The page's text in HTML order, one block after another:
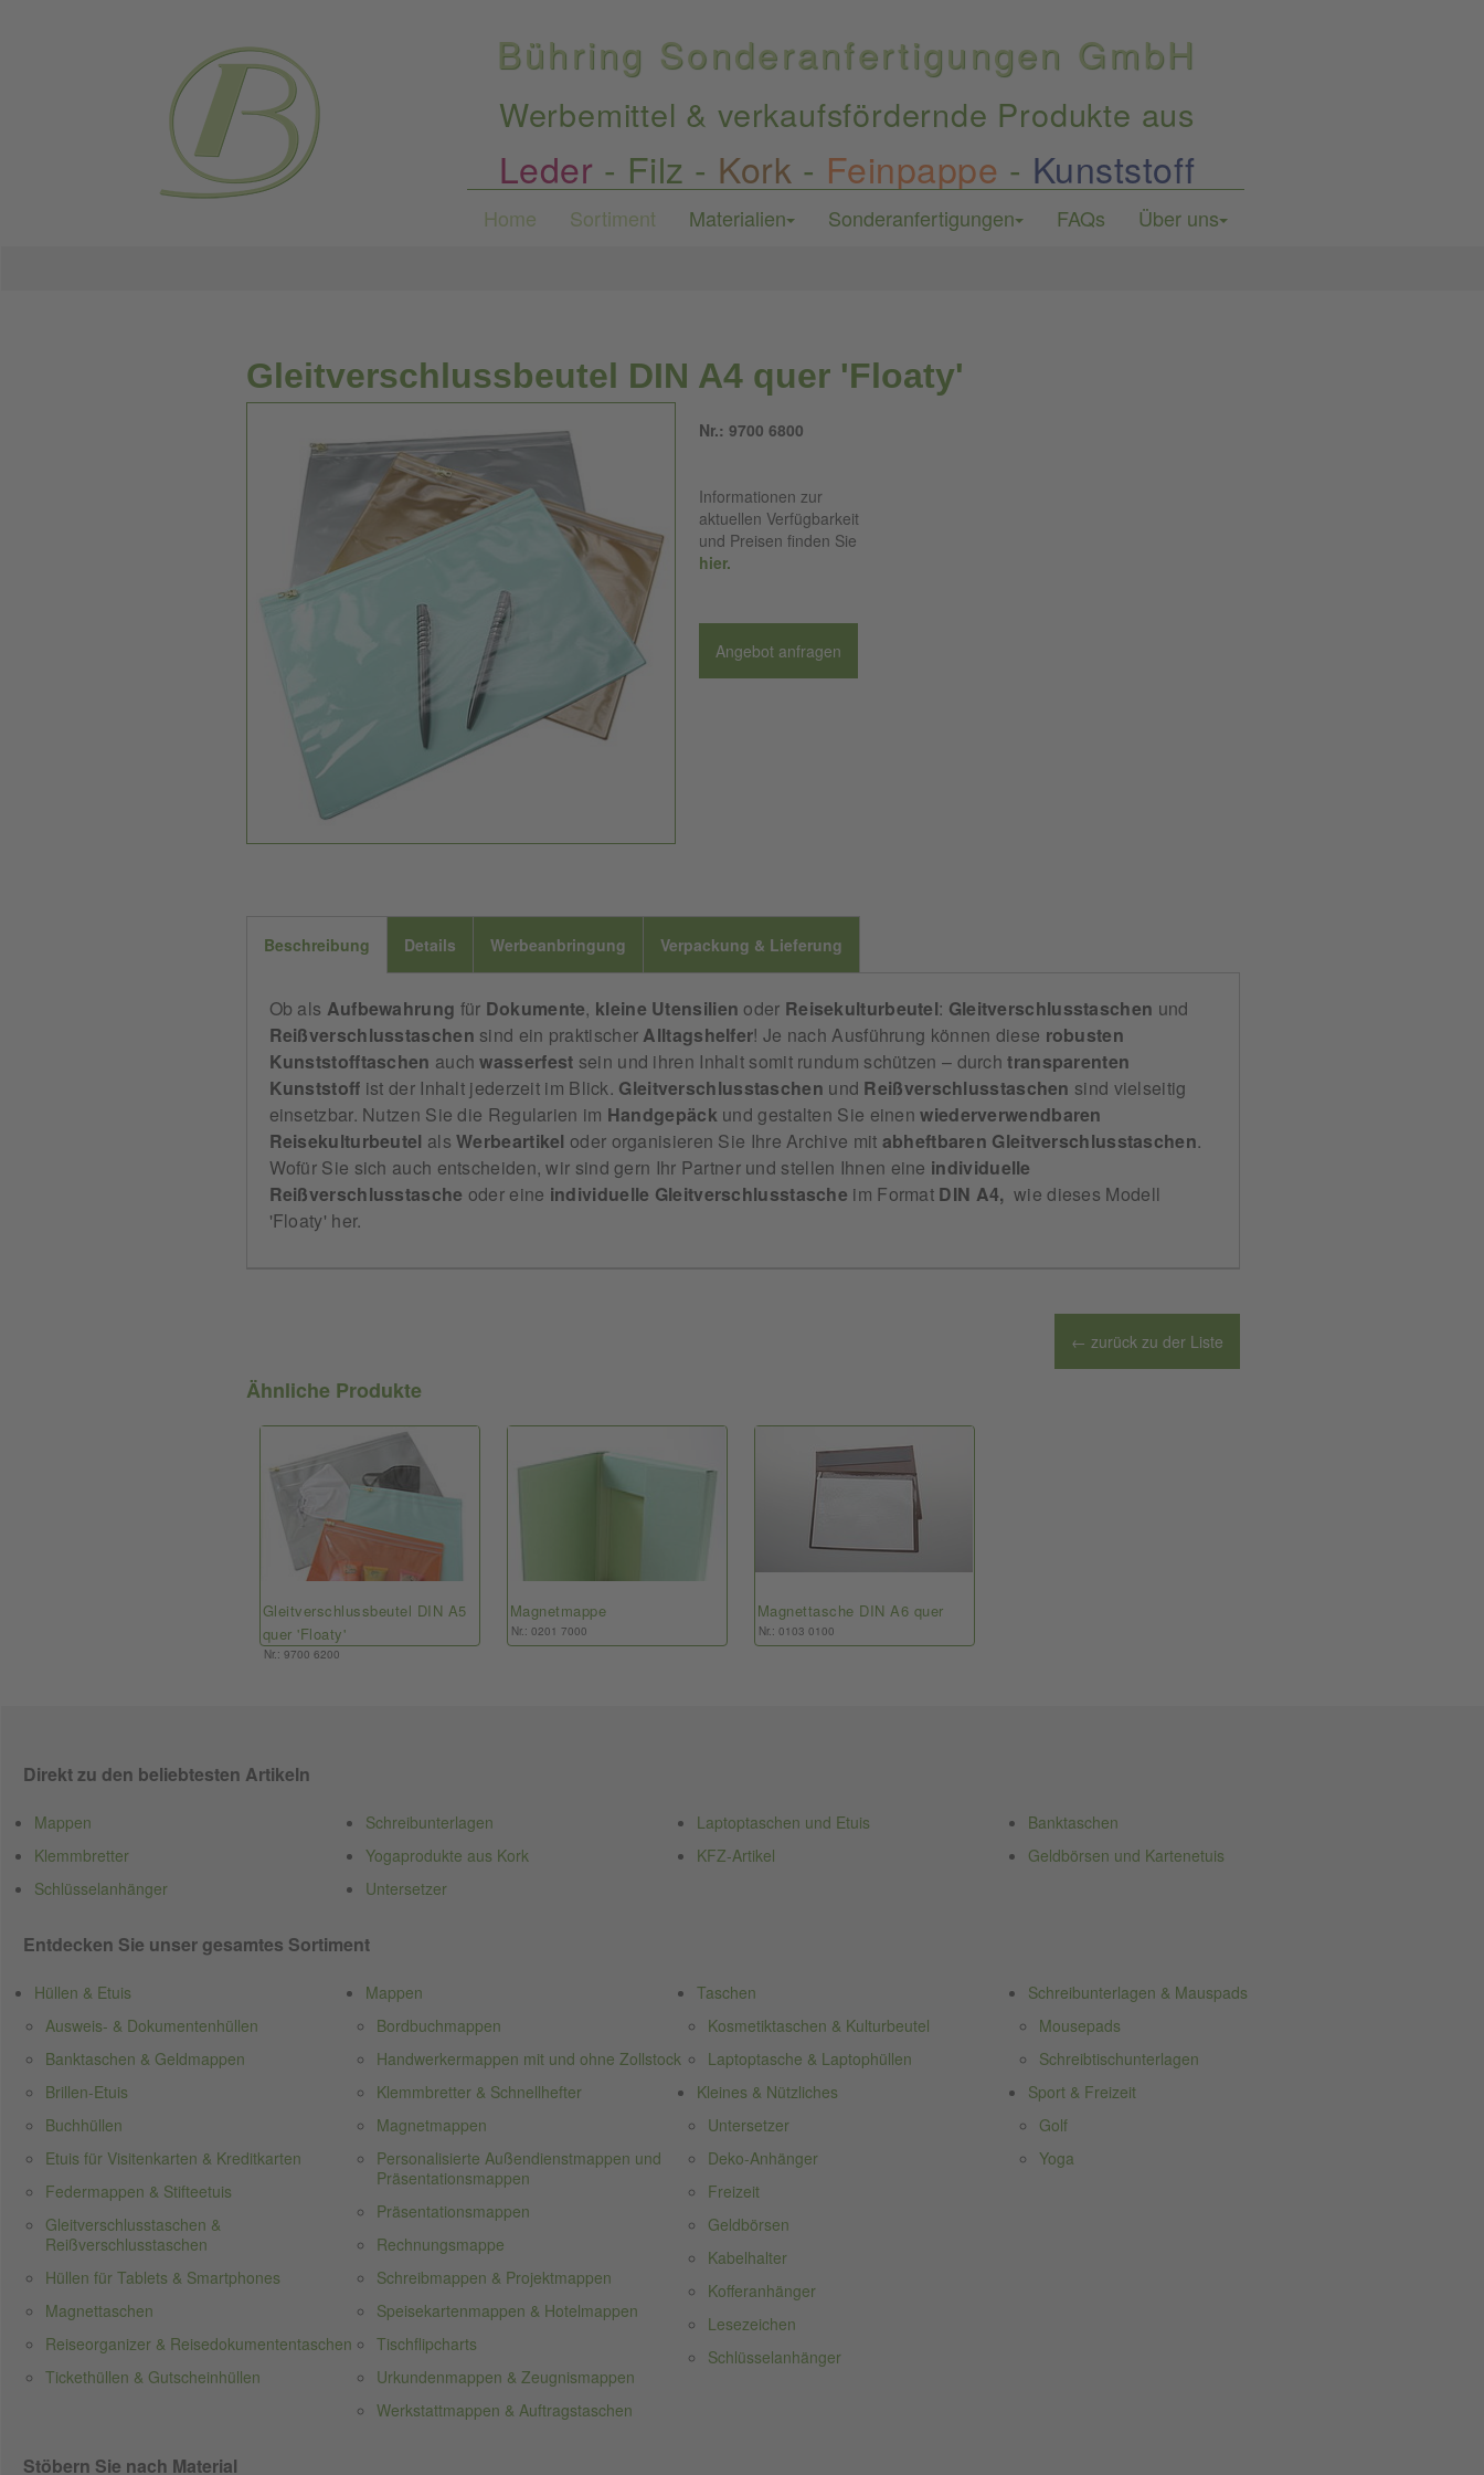
Bühring Sonderanfertigungen GmbH
Werbemittel & verkaufsfördernde Produkte aus
Leder - Filz - Kork - Feinpappe - Kunststoff
Home Sortiment Materialien Sonderanfertigungen FAQs Über uns
Gleitverschlussbeutel DIN A4 quer 'Floaty'
Nr.: 9700 6800
Informationen zur
aktuellen Verfügbarkeit
und Preisen finden Sie
hier.
Angebot anfragen
Beschreibung Details Werbeanbringung Verpackung & Lieferung
Ob als Aufbewahrung für Dokumente, kleine Utensilien oder Reisekulturbeutel: Gleitverschlusstaschen und
Reißverschlusstaschen sind ein praktischerAlltagshelfer! Je nach Ausführung können diese robusten
Kunststofftaschen auchwasserfest sein und ihren Inhalt somit rundum schützen – durchtransparenten
Kunststoff ist der Inhalt jederzeit im Blick. Gleitverschlusstaschen und Reißverschlusstaschen sind vielseitig
einsetzbar. Nutzen Sie die Regularien im Handgepäckund gestalten Sie einenwiederverwendbaren
Reisekulturbeutel alsWerbeartikel oder organisieren Sie Ihre Archive mit abheftbaren Gleitverschlusstaschen.
Wofür Sie sich auch entscheiden, wir sind gern Ihr Partner und stellen Ihnen eine individuelle
Reißverschlusstasche oder eine individuelle Gleitverschlusstasche im Format DIN A4, wie dieses Modell
'Floaty' her.
← zurück zu der Liste
Ähnliche Produkte
Gleitverschlussbeutel DIN A5
quer 'Floaty'
Nr.: 9700 6200
Magnetmappe
Nr.: 0201 7000
Magnettasche DIN A6 quer
Nr.: 0103 0100
Direkt zu den beliebtesten Artikeln
Mappen Schreibunterlagen Laptoptaschen und Etuis
Banktaschen
Klemmbretter
Yogaprodukte aus Kork KFZ-Artikel
Geldbörsen und Kartenetuis
Schlüsselanhänger
Untersetzer
Entdecken Sie unser gesamtes Sortiment
Hüllen & Etuis
Ausweis- & Dokumentenhüllen
Banktaschen & Geldmappen
Brillen-Etuis
Buchhüllen
Etuis für Visitenkarten & Kreditkarten
Federmappen & Stifteetuis
Gleitverschlusstaschen &
Reißverschlusstaschen
Hüllen für Tablets & Smartphones
Magnettaschen
Reiseorganizer & Reisedokumententaschen
Tickethüllen & Gutscheinhüllen
Mappen
Bordbuchmappen
Handwerkermappen mit und ohne Zollstock
Klemmbretter & Schnellhefter
Magnetmappen
Personalisierte Außendienstmappen und
Präsentationsmappen
Präsentationsmappen
Rechnungsmappe
Schreibmappen & Projektmappen
Speisekartenmappen & Hotelmappen
Tischflipcharts
Urkundenmappen & Zeugnismappen
Werkstattmappen & Auftragstaschen
Taschen
Kosmetiktaschen & Kulturbeutel
Laptoptasche & Laptophüllen
Schreibunterlagen & Mauspads
Mousepads
Schreibtischunterlagen
Kleines & Nützliches
Untersetzer
Deko-Anhänger
Freizeit
Geldbörsen
Kabelhalter
Kofferanhänger
Lesezeichen
Schlüsselanhänger
Sport & Freizeit
Golf
Yoga
Stöbern Sie nach Material